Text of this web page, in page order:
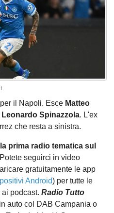
il Napoli. Esce Matteo
Leonardo Spinazzola. L'ex
che resta a sinistra.
prima radio tematica sul
Potete seguirci in video
gratuitamente le app
Android) per tutte le
podcast. Radio Tutto
auto col DAB Campania o